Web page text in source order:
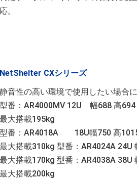
応。
NetShelter CXシリーズ
静音性の高い環境で使用したい場合
型番：AR4000MV 12U 幅688 高
最大搭載195kg
型番：AR4018A 18U幅750 高
最大搭載310kg 型番：AR4024A
最大搭載170kg 型番：AR4038A
最大搭載200kg